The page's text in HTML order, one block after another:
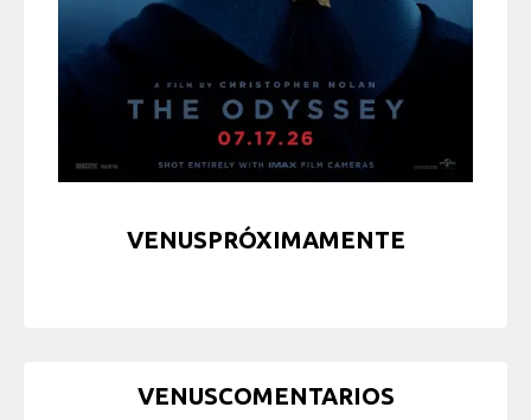
VENUSPRÓXIMAMENTE
VENUSCOMENTARIOS